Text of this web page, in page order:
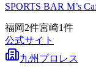
SPORTS BAR M’s
福岡2件宮崎1件
公式サイト
九州プロレス